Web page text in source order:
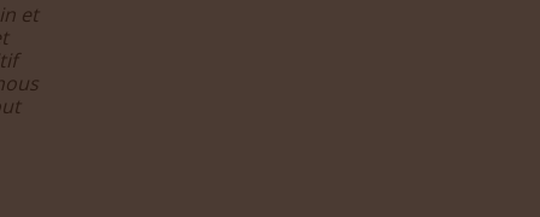
et